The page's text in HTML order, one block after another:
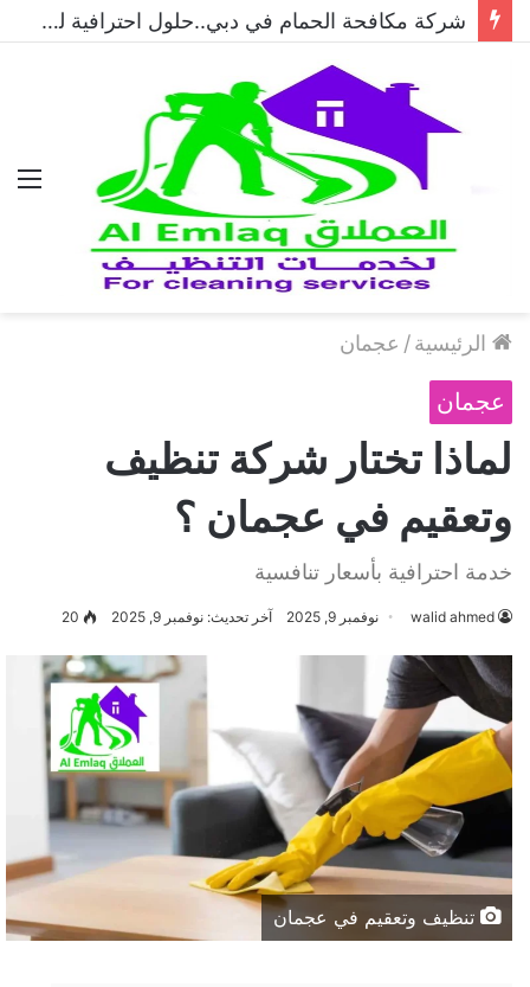
شركة مكافحة الحمام في دبي..حلول احترافية لطرد الحمام وحماية المباني نهائيًا
الرئيسية/ عجمان
عجمان
لماذا تختار شركة تنظيف
وتعقيم في عجمان ؟
خدمة احترافية بأسعار تنافسية
walid ahmed نوفمبر 9, 2025 آخر تحديث: نوفمبر 9, 2025 20
تنظيف وتعقيم في عجمان